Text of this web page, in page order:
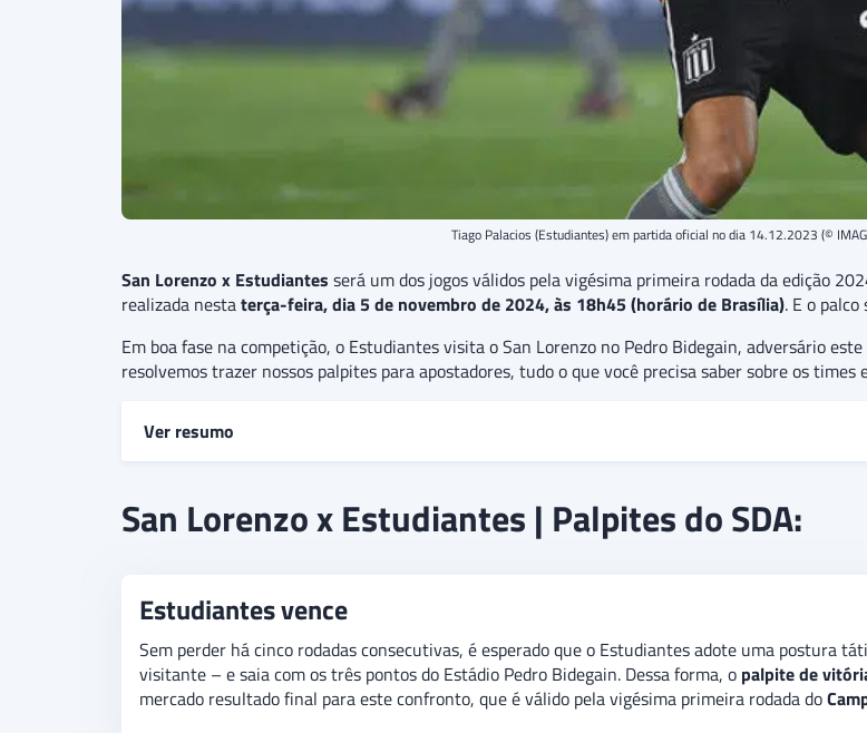
Tiago Palacios (Estudiantes) em partida oficial no dia 14.12.2023 (©
San Lorenzo x Estudiantes será um dos jogos válidos pela vigésima primeira rodada da edição
realizada nestaterça-feira, dia 5 de novembro de 2024, às 18h45 (horário de Brasília). E o palco
Em boa fase na competição, o Estudiantes visita o San Lorenzo no Pedro Bidegain, adversário
resolvemos trazer nossos palpites para apostadores, tudo o que você precisa saber sobre os times
Ver resumo
Lorenzo, adversário este que segue próximo das últimas posições da tabela. O palpite é de
disso, há a expectativa de alguns gols no confronto, indicando uma aposta extra de “acima de
San Lorenzo x Estudiantes | Palpites do SDA:
Estudiantes vence
Sem perder há cinco rodadas consecutivas, é esperado que o Estudiantes adote uma postura
visitante – e saia com os três pontos do Estádio Pedro Bidegain. Dessa forma, o palpite de
mercado resultado final para este confronto, que é válido pela vigésima primeira rodada do